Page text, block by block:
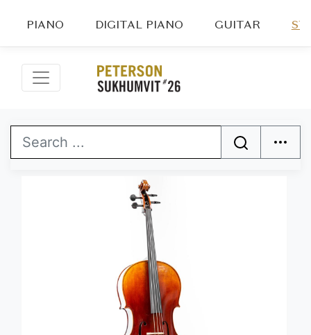
PIANO DIGITAL PIANO GUITAR